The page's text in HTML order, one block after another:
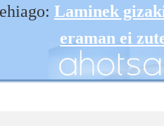
Laminek
eraman ei